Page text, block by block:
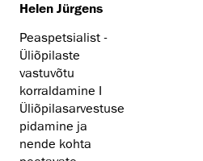
Helen Jürgens
Peaspetsialist -
Üliõpilaste
vastuvõtu
korraldamine I
Üliõpilasarvestuse
pidamine ja
nende kohta